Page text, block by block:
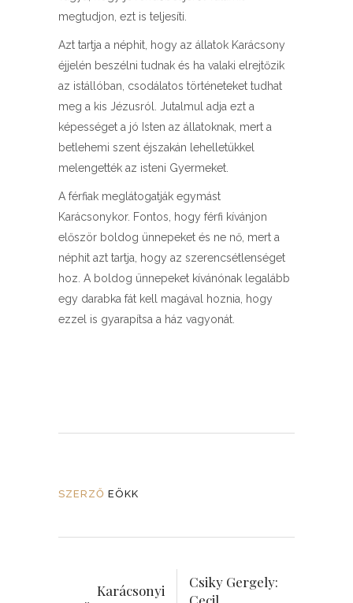
megtudjon, ezt is teljesíti.
Azt tartja a néphit, hogy az állatok Karácsony
éjjelén beszélni tudnak és ha valaki elrejtőzik
az istállóban, csodálatos történeteket tudhat
meg a kis Jézusról. Jutalmul adja ezt a
képességet a jó Isten az állatoknak, mert a
betlehemi szent éjszakán lehelletükkel
melengették az isteni Gyermeket.
A férfiak meglátogatják egymást
Karácsonykor. Fontos, hogy férfi kívánjon
először boldog ünnepeket és ne nő, mert a
néphit azt tartja, hogy az szerencsétlenséget
hoz. A boldog ünnepeket kívánónak legalább
egy darabka fát kell magával hoznia, hogy
ezzel is gyarapítsa a ház vagyonát.
SZERZŐ EÖKK
Karácsonyi
Csiky Gergely: